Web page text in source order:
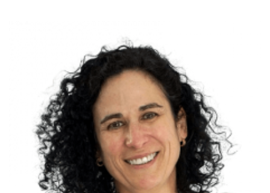
Licenciada en farmacia